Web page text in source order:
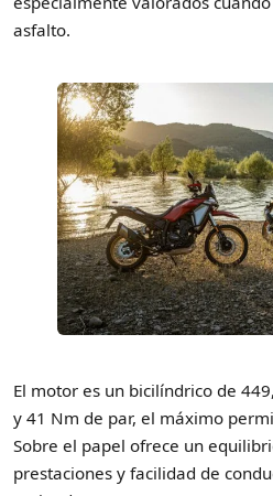
asfalto.
El motor es un bicilíndrico de
y 41 Nm de par, el máximo
Sobre el papel ofrece un
prestaciones y facilidad de